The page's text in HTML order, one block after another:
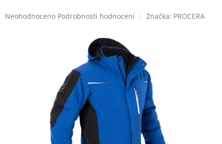
Průměrné
Neohodnoceno Podrobnosti hodnocení Značka: PROCERA